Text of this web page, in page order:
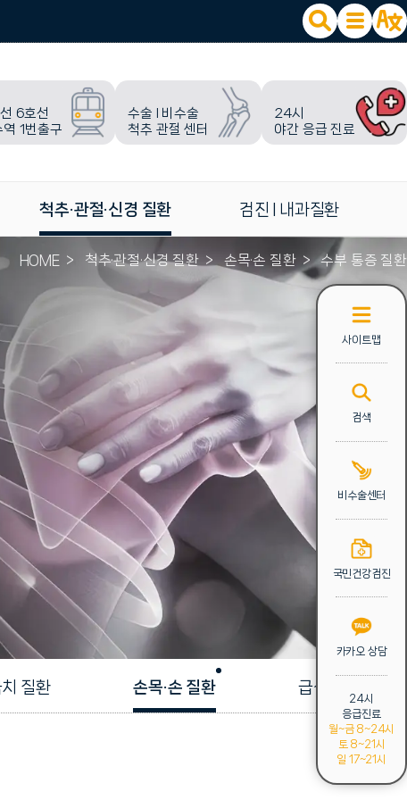
6호선
역 1번출구
수술 l 비수술
척추 관절 센터
24시
야간 응급 진료
척추·관절·신경 질환 검진 l 내과질환
사이트맵
검색
비수술센터
국민건강검진
카카오 상담
24시
응급진료
월~금 8~24시
토 8~21시
일 17~21시
HOME 척추·관절·신경 질환 손목·손 질환 수부 통증 질환
질환 손목·손 질환 급성외상 클리닉